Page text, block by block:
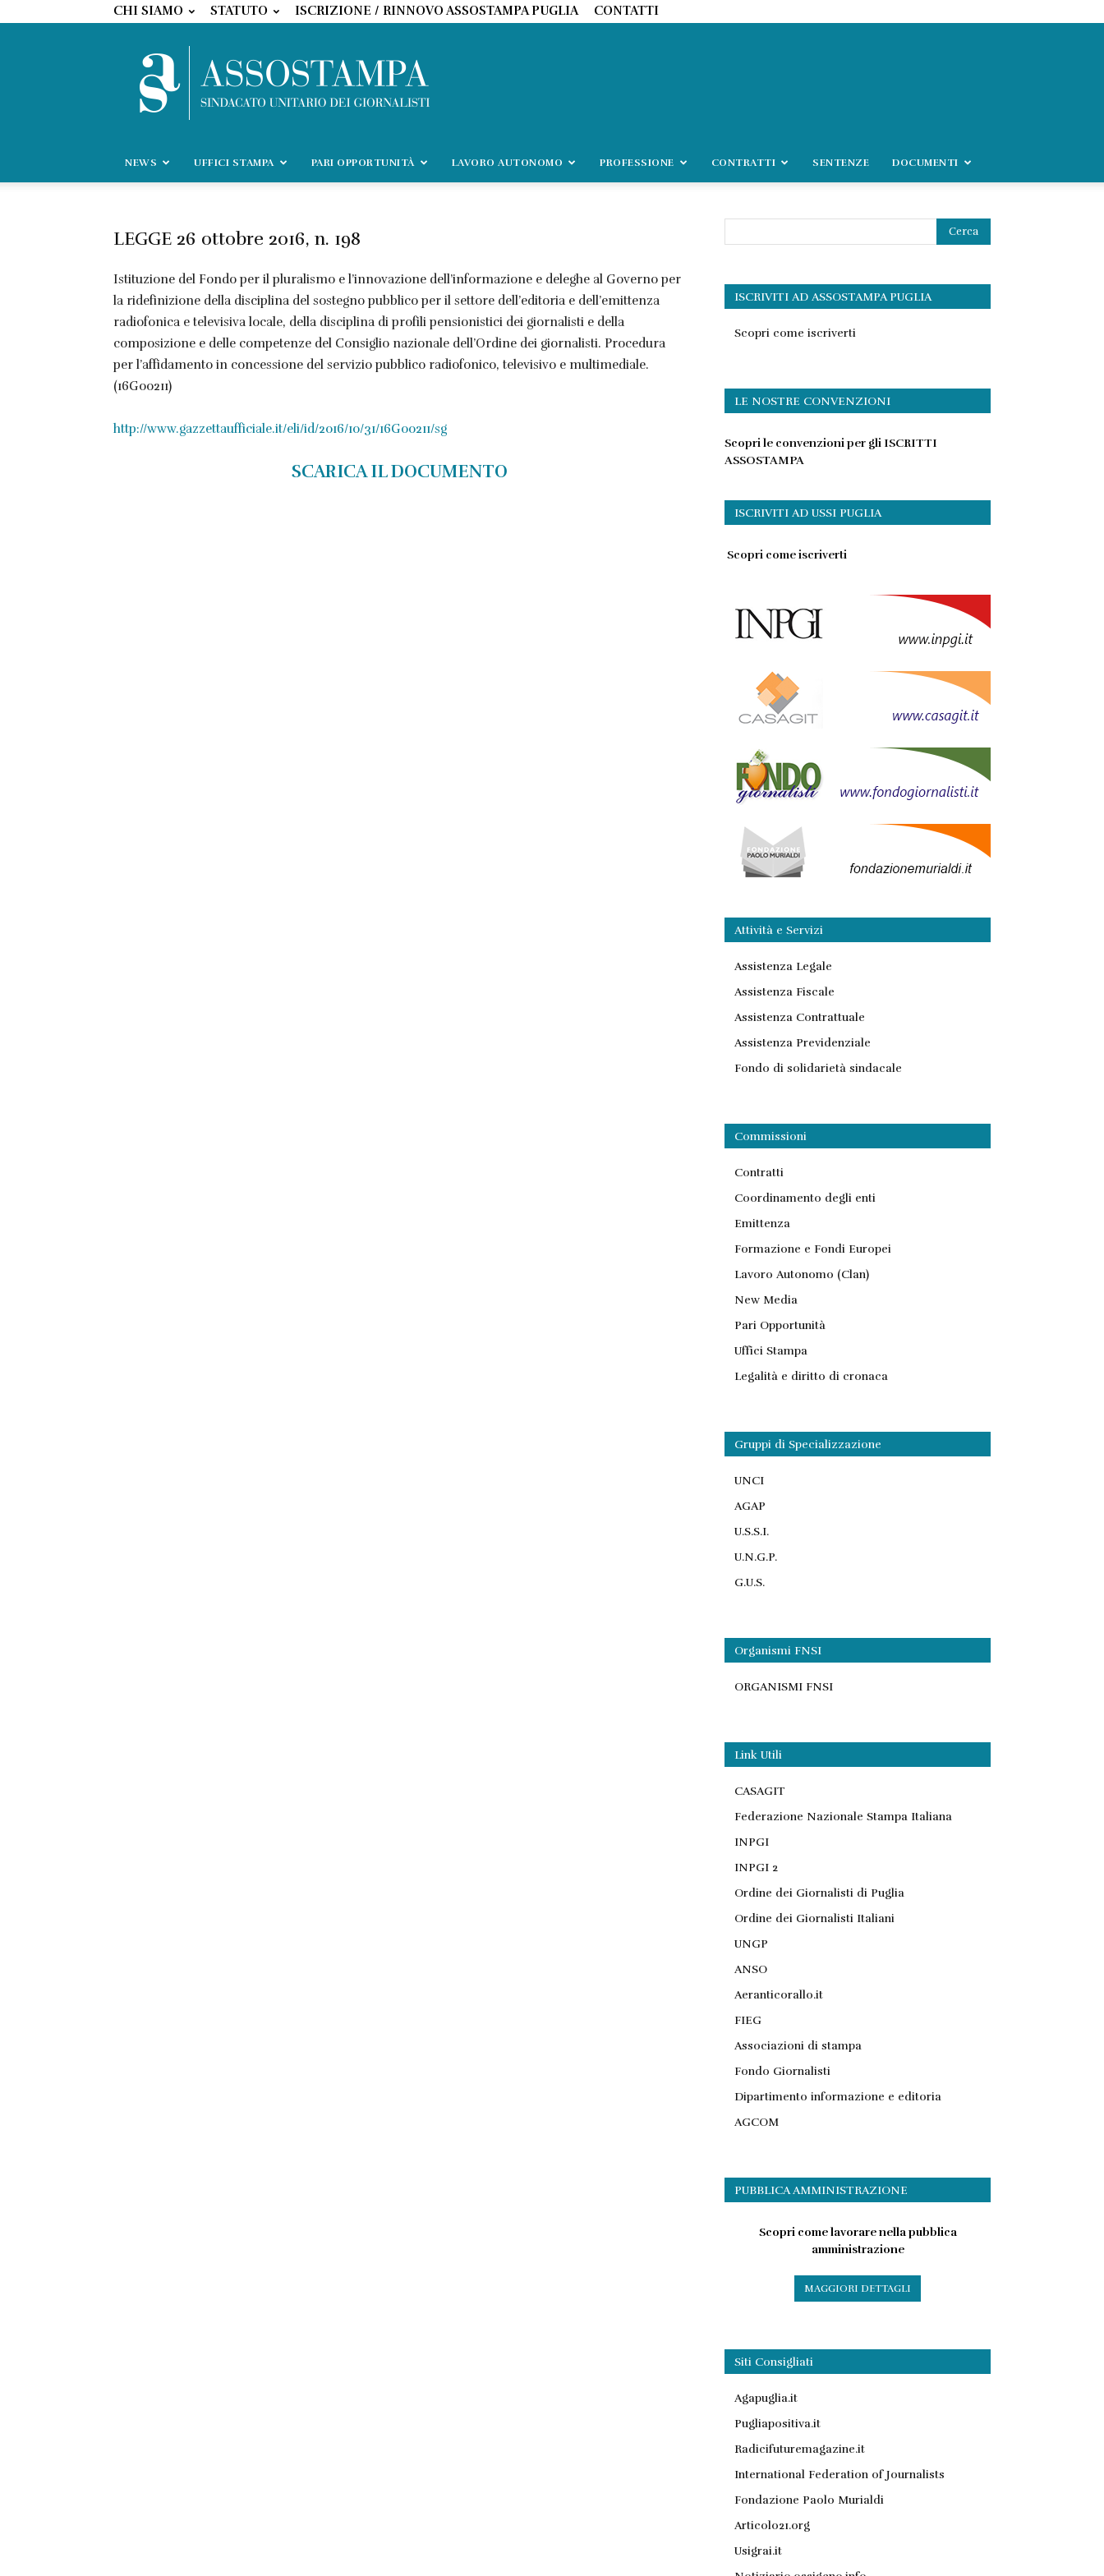
CHI SIAMO STATUTO ISCRIZIONE / RINNOVO ASSOSTAMPA PUGLIA CONTATTI
NEWS UFFICI STAMPA PARI OPPORTUNITÀ LAVORO AUTONOMO PROFESSIONE CONTRATTI SENTENZE DOCUMENTI
LEGGE 26 ottobre 2016, n. 198
Istituzione del Fondo per il pluralismo e l’innovazione dell’informazione e deleghe al Governo per
la ridefinizione della disciplina del sostegno pubblico per il settore dell’editoria e dell’emittenza
radiofonica e televisiva locale, della disciplina di profili pensionistici dei giornalisti e della
composizione e delle competenze del Consiglio nazionale dell’Ordine dei giornalisti. Procedura
per l’affidamento in concessione del servizio pubblico radiofonico, televisivo e multimediale.
(16G00211)
http://www.gazzettaufficiale.it/eli/id/2016/10/31/16G00211/sg
SCARICA IL DOCUMENTO
ISCRIVITI AD ASSOSTAMPA PUGLIA
Scopri come iscriverti
LE NOSTRE CONVENZIONI
Scopri le convenzioni per gli ISCRITTI
ASSOSTAMPA
ISCRIVITI AD USSI PUGLIA
Scopri come iscriverti
Attività e Servizi
Assistenza Legale
Assistenza Fiscale
Assistenza Contrattuale
Assistenza Previdenziale
Fondo di solidarietà sindacale
Commissioni
Contratti
Coordinamento degli enti
Emittenza
Formazione e Fondi Europei
Lavoro Autonomo (Clan)
New Media
Pari Opportunità
Uffici Stampa
Legalità e diritto di cronaca
Gruppi di Specializzazione
UNCI
AGAP
U.S.S.I.
U.N.G.P.
G.U.S.
Organismi FNSI
ORGANISMI FNSI
Link Utili
CASAGIT
Federazione Nazionale Stampa Italiana
INPGI
INPGI 2
Ordine dei Giornalisti di Puglia
Ordine dei Giornalisti Italiani
UNGP
ANSO
Aeranticorallo.it
FIEG
Associazioni di stampa
Fondo Giornalisti
Dipartimento informazione e editoria
AGCOM
PUBBLICA AMMINISTRAZIONE
Scopri come lavorare nella pubblica
amministrazione
MAGGIORI DETTAGLI
Siti Consigliati
Agapuglia.it
Pugliapositiva.it
Radicifuturemagazine.it
International Federation of Journalists
Fondazione Paolo Murialdi
Articolo21.org
Usigrai.it